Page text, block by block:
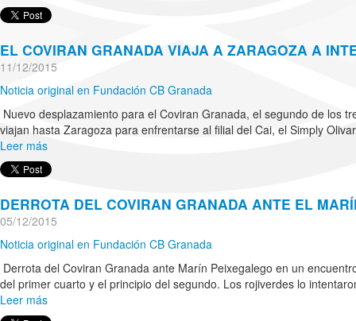
EL COVIRAN GRANADA VIAJA A ZARAGOZA A
11/12/2015
Noticia original en Fundación CB Granada
Nuevo desplazamiento para el Coviran Granada, el segundo de los
viajan hasta Zaragoza para enfrentarse al filial del Cai, el Simply
Leer más
DERROTA DEL COVIRAN GRANADA ANTE EL
05/12/2015
Noticia original en Fundación CB Granada
Derrota del Coviran Granada ante Marín Peixegalego en un
del primer cuarto y el principio del segundo. Los rojiverdes lo
Leer más